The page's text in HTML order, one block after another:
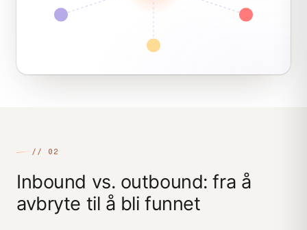
// 02
Inbound vs. outbound: fra å
avbryte til å bli funnet